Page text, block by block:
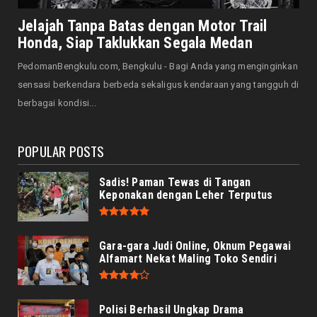
JELAJAH
Saat Amal Masjid Keliru, Nasib Negeri
Mengharu-biru
August 07, 2026
Honda CUV e: Motor Listrik Canggih, Penuh
Jelajah Tanpa Batas dengan Motor Trail
Honda, Siap Taklukkan Segala Medan
PedomanBengkulu.com, Bengkulu - Bagi Anda yang menginginkan
sensasi berkendara berbeda sekaligus kendaraan yang tangguh di
berbagai kondisi...
POPULAR POSTS
Sadis! Paman Tewas di Tangan
Keponakan dengan Leher Terputus
Gara-gara Judi Online, Oknum Pegawai
Alfamart Nekat Maling Toko Sendiri
Polisi Berhasil Ungkap Drama